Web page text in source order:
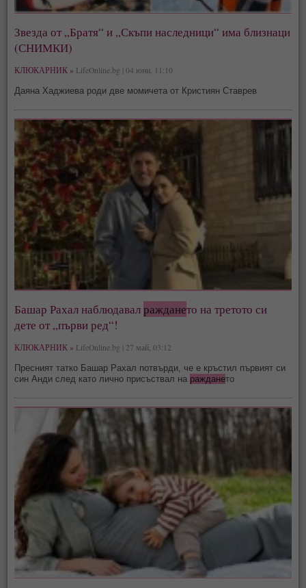
Звезда от „Братя“ и „Скъпи наследници“ има близнаци
(СНИМКИ)
КЛЮКАРНИК » LifeOnline.bg | 04 юни, 11:10
Даяна Хаджиева роди две момичета от Кристиян Ставрев
Башар Рахал наблюдавал раждането на третото си
дете от „първи ред“!
КЛЮКАРНИК » LifeOnline.bg | 27 май, 03:12
Пресният татко Башар Рахал потвърди, че е кръстил първият си
син Анди след като лично присъствал на раждането